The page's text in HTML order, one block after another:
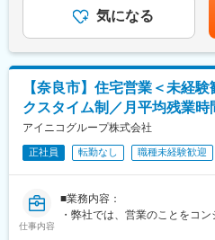
当社は、トラック運送業界で
のシステム開発と運用を担う
境とキャリアアップの機会が
日、残業は月平均15時間程度
た働き方が可能です。今後10
指しており、その規模に対応可
ョンです。
被害の拡大防止や未然の防止
いません。
■業務詳細
・駆け付け対処：個人宅や
次対応。
・保守点検：センサーや電池の
・その他：緊急対処、巡回、警
■セコムで働く魅力
りが給与として評価される仕組
★プライベートと両立
気になる
【奈良市】住宅営業＜未経
クスタイム制／月平均残業時
アイニコグループ株式会社
正社員 転勤なし 職種未経験歓迎
仕事内容
■業務内容：
・弊社では、営業のことをコ